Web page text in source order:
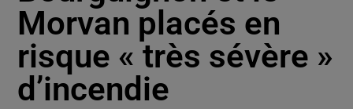
Morvan placés en
risque « très sévère »
d’incendie